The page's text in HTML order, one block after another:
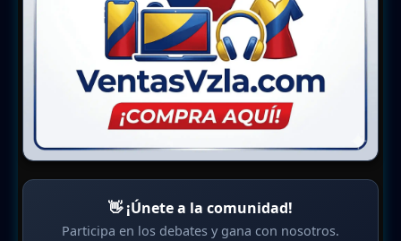
👋 ¡Únete a la comunidad!
Participa en los debates y gana con nosotros.